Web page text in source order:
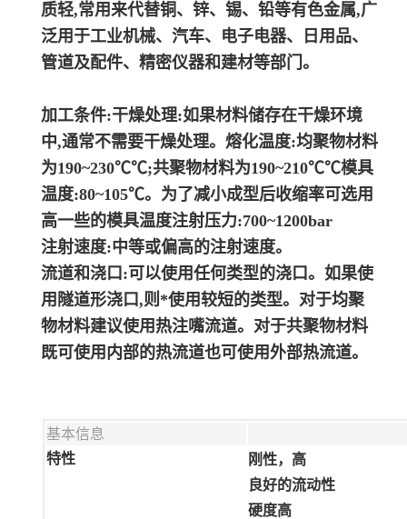
质轻,常用来代替铜、锌、锡、铅等有色金属,广
泛用于工业机械、汽车、电子电器、日用品、
管道及配件、精密仪器和建材等部门。
加工条件:干燥处理:如果材料储存在干燥环境
中,通常不需要干燥处理。熔化温度:均聚物材料
为190~230℃℃;共聚物材料为190~210℃℃模具
温度:80~105℃。为了减小成型后收缩率可选用
高一些的模具温度注射压力:700~1200bar
注射速度:中等或偏高的注射速度。
流道和浇口:可以使用任何类型的浇口。如果使
用隧道形浇口,则*使用较短的类型。对于均聚
物材料建议使用热注嘴流道。对于共聚物材料
既可使用内部的热流道也可使用外部热流道。
基本信息
特性
刚性，高
良好的流动性
硬度高